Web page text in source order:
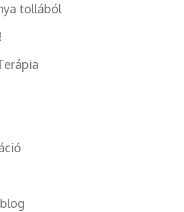
tollából